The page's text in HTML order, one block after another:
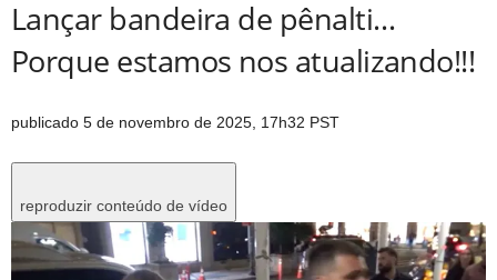
Lançar bandeira de pênalti…
Porque estamos nos atualizando!!!
publicado 5 de novembro de 2025, 17h32 PST
reproduzir conteúdo de vídeo